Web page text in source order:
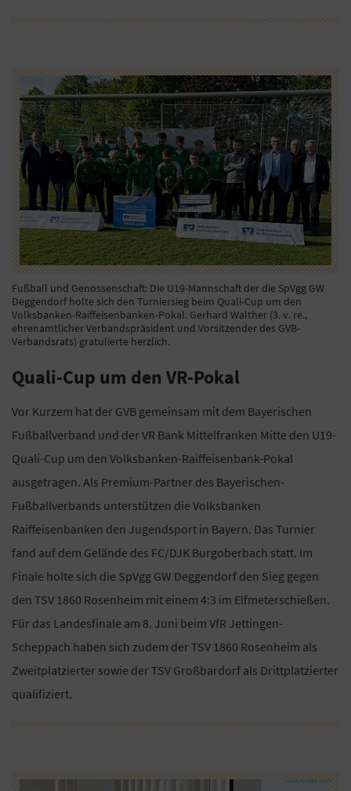
Fußball und Genossenschaft: Die U19-Mannschaft der die SpVgg GW
Deggendorf holte sich den Turniersieg beim Quali-Cup um den
Volksbanken-Raiffeisenbanken-Pokal. Gerhard Walther (3. v. re.,
ehrenamtlicher Verbandspräsident und Vorsitzender des GVB-
Verbandsrats) gratulierte herzlich.
Quali-Cup um den VR-Pokal
Vor Kurzem hat der GVB gemeinsam mit dem Bayerischen
Fußballverband und der VR Bank Mittelfranken Mitte den U19-
Quali-Cup um den Volksbanken-Raiffeisenbank-Pokal
ausgetragen. Als Premium-Partner des Bayerischen-
Fußballverbands unterstützen die Volksbanken
Raiffeisenbanken den Jugendsport in Bayern. Das Turnier
fand auf dem Gelände des FC/DJK Burgoberbach statt. Im
Finale holte sich die SpVgg GW Deggendorf den Sieg gegen
den TSV 1860 Rosenheim mit einem 4:3 im Elfmeterschießen.
Für das Landesfinale am 8. Juni beim VfR Jettingen-
Scheppach haben sich zudem der TSV 1860 Rosenheim als
Zweitplatzierter sowie der TSV Großbardorf als Drittplatzierter
qualifiziert.